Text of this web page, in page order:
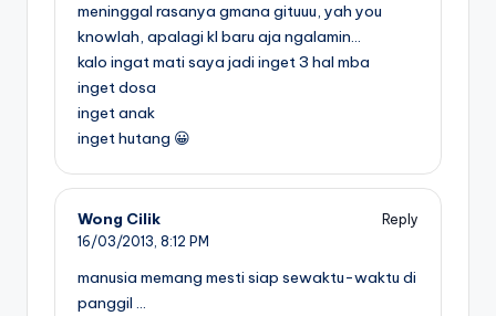
meninggal rasanya gmana gituuu, yah you
knowlah, apalagi kl baru aja ngalamin…
kalo ingat mati saya jadi inget 3 hal mba
inget dosa
inget anak
inget hutang 😀
Wong Cilik
Reply
16/03/2013, 8:12 PM
manusia memang mesti siap sewaktu-waktu di
panggil …